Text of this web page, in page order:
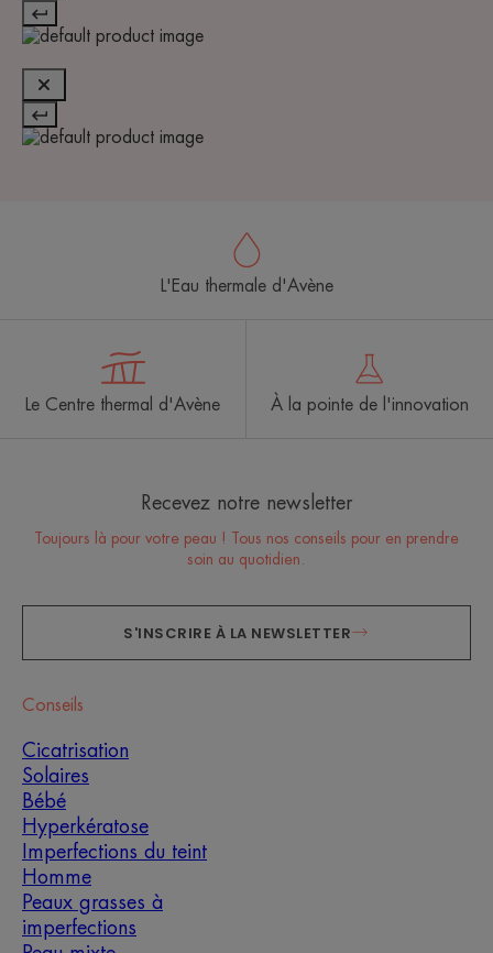
L'Eau thermale d'Avène
Le Centre thermal d'Avène À la pointe de l'innovation
Recevez notre newsletter
Toujours là pour votre peau ! Tous nos conseils pour en prendre
soin au quotidien.
S'INSCRIRE À LA NEWSLETTER
Conseils
Cicatrisation
Solaires
Bébé
Hyperkératose
Imperfections du teint
Homme
Peaux grasses à
imperfections